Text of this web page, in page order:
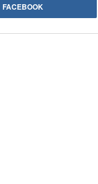
FACEBOOK